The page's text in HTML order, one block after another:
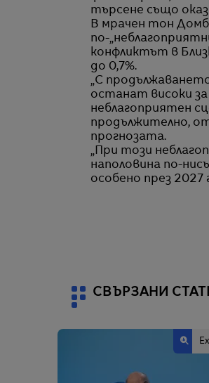
търсене също
В мрачен тон
по-
конфликтът в
до 0,7%.
„С
останат високи
неблагоприятен
продължително,
прогнозата.
„При този
наполовина по-
особено през 2027
СВЪРЗАНИ